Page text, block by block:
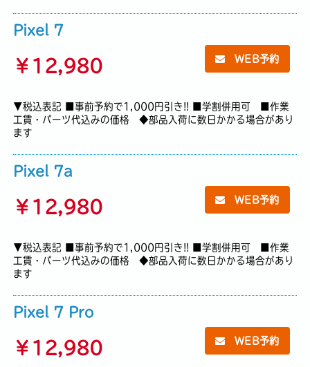
Pixel 7
￥ 12,980
▼税込表記 ■事前予約で1,000円引き!! ■学割併用可 ■作業
工賃・パーツ代込みの価格 ◆部品入荷に数日かかる場合があり
ます
WEB予約
Pixel 7a
￥ 12,980
▼税込表記 ■事前予約で1,000円引き!! ■学割併用可 ■作業
工賃・パーツ代込みの価格 ◆部品入荷に数日かかる場合があり
ます
WEB予約
Pixel 7 Pro
￥ 12,980 WEB予約